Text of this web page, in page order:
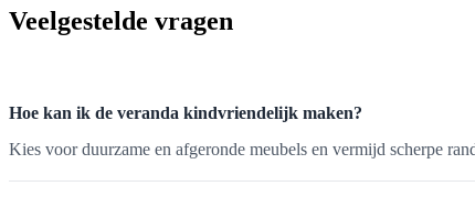
Veelgestelde vragen
Hoe kan ik de veranda kindvriendelijk maken?
Kies voor duurzame en afgeronde meubels en vermijd scherpe